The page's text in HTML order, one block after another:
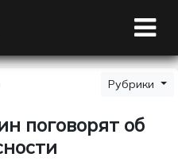
Рубрики
поговорят об